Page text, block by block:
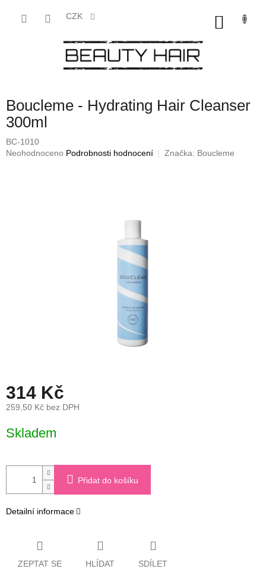
CZK
Boucleme - Hydrating Hair Cleanser
300ml
BC-1010
Průměrné
Neohodnoceno Podrobnosti hodnocení Značka: Boucleme
314 Kč
259,50 Kč bez DPH
cena:
Skladem
Přidat do košíku
Detailní informace
ZEPTAT SE HLÍDAT SDÍLET